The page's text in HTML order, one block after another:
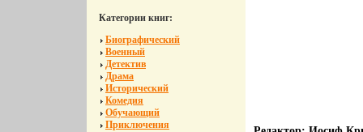
Категории книг:
Биографический
Военный
Детектив
Драма
Исторический
Комедия
Обучающий
Приключения